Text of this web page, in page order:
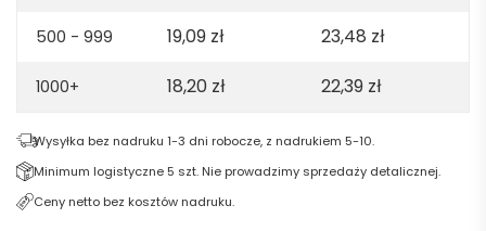
500 - 999 19,09 zł 23,48 zł
1000+ 18,20 zł 22,39 zł
Wysyłka bez nadruku 1-3 dni robocze, z nadrukiem 5-10.
Minimum logistyczne 5 szt. Nie prowadzimy sprzedaży detalicznej.
Ceny netto bez kosztów nadruku.